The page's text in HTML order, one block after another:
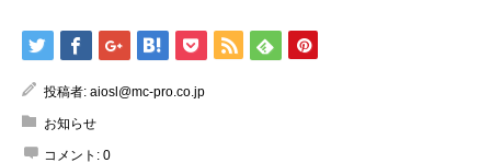
投稿者: aiosl@mc-pro.co.jp
お知らせ
コメント: 0